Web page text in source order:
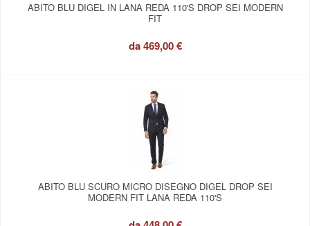
ABITO BLU DIGEL IN LANA REDA 110'S DROP SEI MODERN
FIT
da469,00 €
ABITO BLU SCURO MICRO DISEGNO DIGEL DROP SEI
MODERN FIT LANA REDA 110'S